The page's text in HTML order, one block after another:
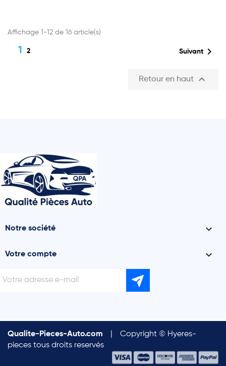
Affichage 1-12 de 16 article(s)
1 2 Suivant 
Retour en haut 
Notre société 
Votre compte 
Qualite-Pieces-Auto.com
Copyright © Hyeres-
pieces tous droits reservés